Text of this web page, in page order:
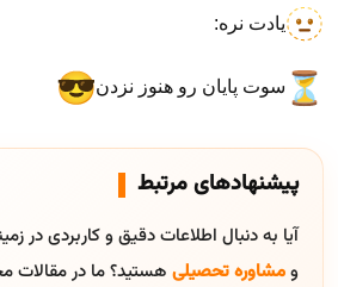
یادت نره:
سوت پایان رو هنوز نزدن
پیشنهادهای مرتبط
آیا به دنبال اطلاعات دقیق و کاربردی در
ومشاوره تحصیلی هستید؟ ما در مقالات